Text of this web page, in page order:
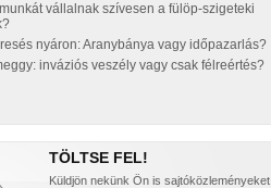
vállalnak szívesen a fülöp-szigeteki
nyáron: Aranybánya vagy időpazarlás?
inváziós veszély vagy csak félreértés?
TÖLTSE FEL!
Küldjön nekünk Ön is sajtóközleményeket,